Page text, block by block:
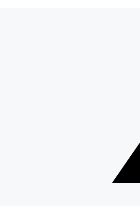
Contactez notre service